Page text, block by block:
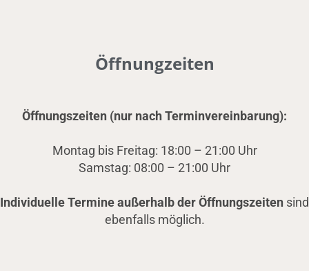
Öffnungzeiten
Öffnungszeiten (nur nach Terminvereinbarung):
Montag bis Freitag: 18:00 – 21:00 Uhr
Samstag: 08:00 – 21:00 Uhr
Individuelle Termine außerhalb der Öffnungszeiten sind
ebenfalls möglich.